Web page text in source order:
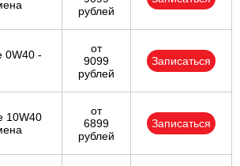
рублей
0W40 -
от
9099
рублей
Записаться
10W40
от
6899
рублей
Записаться